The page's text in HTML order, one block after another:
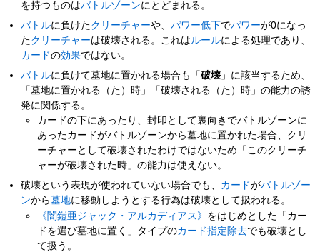
を持つものはバトルゾーンにとどまれる。
バトルに負けたクリーチャーや、パワー低下でパワーが0になっ
たクリーチャーは破壊される。これは ルールによる処理であり、
カードの効果ではない。
バトルに負けて墓地に置かれる場合も「破壊 」に該当するため、
「墓地に置かれる（た）時」「破壊される（た）時」の能力の誘
発に関係する。
カードの下にあったり、封印として裏向きでバトルゾーンに
あったカードがバトルゾーンから墓地に置かれた場合、クリ
ーチャーとして破壊されたわけではないため「このクリーチ
ャーが破壊された時」の能力は使えない。
破壊という表現が使われていない場合でも、 カードがバトルゾー
ンから墓地に移動しようとする行為は破壊として扱われる。
《闇鎧亜ジャック・アルカディアス》 をはじめとした「カー
ドを選び墓地に置く」タイプのカード指定除去でも破壊とし
て扱う。